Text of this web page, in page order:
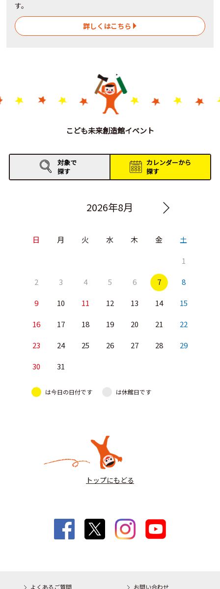
す。
詳しくはこちら
こども未来創造館イベント
対象で
探す
カレンダーから
探す
2026年8月
日 月 火 水 木 金 土
1
2 3 4 5 6 7 8
9 10 11 12 13 14 15
16 17 18 19 20 21 22
23 24 25 26 27 28 29
30 31
は今日の日付です は休館日です
トップにもどる
よくあるご質問 お問い合わせ